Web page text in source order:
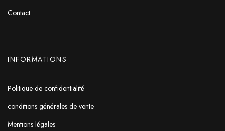
Contact
INFORMATIONS
Politique de confidentialité
conditions générales de vente
Mentions légales